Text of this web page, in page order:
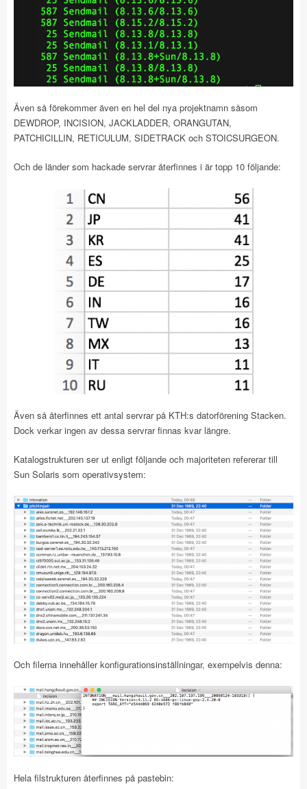
Även så förekommer även en hel del nya projektnamn såsom
DEWDROP, INCISION, JACKLADDER, ORANGUTAN,
PATCHICILLIN, RETICULUM, SIDETRACK och STOICSURGEON.
Och de länder som hackade servrar återfinnes i är topp 10 följande:
Även så återfinnes ett antal servrar på KTH:s datorförening Stacken.
Dock verkar ingen av dessa servrar finnas kvar längre.
Katalogstrukturen ser ut enligt följande och majoriteten refererar till
Sun Solaris som operativsystem:
Och filerna innehåller konfigurationsinställningar, exempelvis denna:
Hela filstrukturen återfinnes på pastebin: